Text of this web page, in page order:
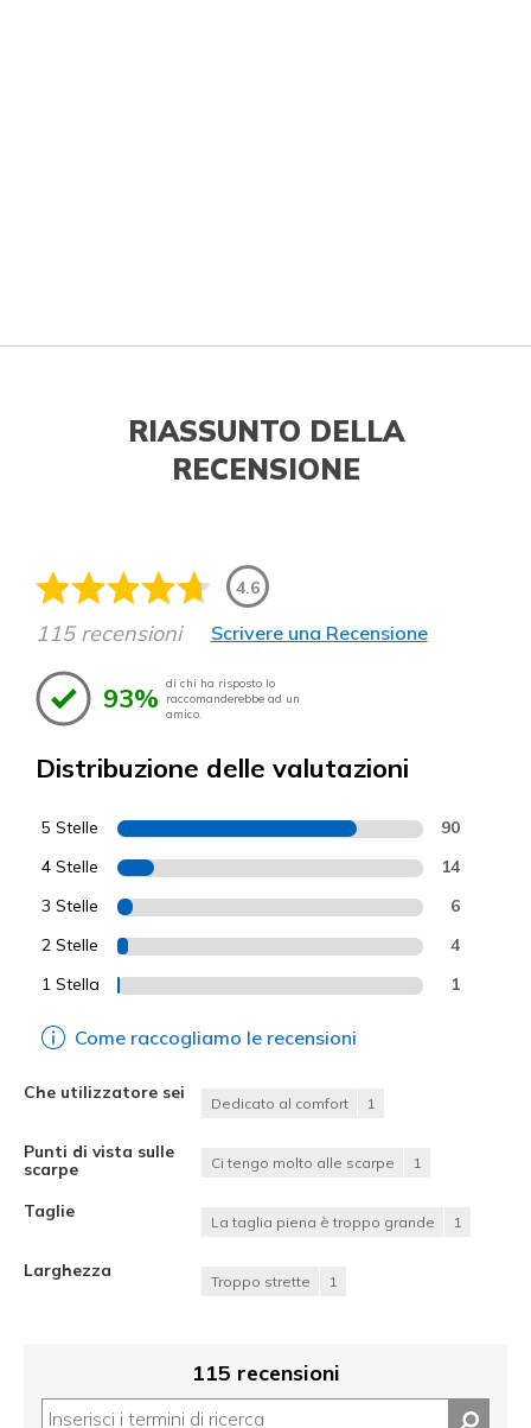
RIASSUNTO DELLA
RECENSIONE
4.6
115 recensioni Scrivere una Recensione
93% di chi ha risposto lo
raccomanderebbe ad un
amico.
Distribuzione delle valutazioni
5 Stelle 90
4 Stelle 14
3 Stelle 6
2 Stelle 4
1 Stella 1
Come raccogliamo le recensioni
Che utilizzatore sei
Dedicato al comfort 1
Punti di vista sulle
scarpe
Ci tengo molto alle scarpe 1
Taglie
La taglia piena è troppo grande 1
Larghezza
Troppo strette 1
115 recensioni